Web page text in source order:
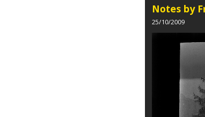
Notes by
25/10/2009